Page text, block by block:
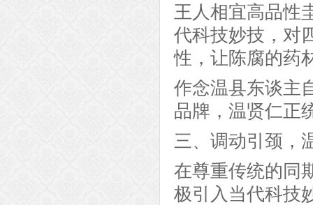
王人相宜高品性
代科技妙技，对
性，让陈腐的药
作念温县东谈主
品牌，温贤仁正
三、调动引颈，
在尊重传统的同
极引入当代科技